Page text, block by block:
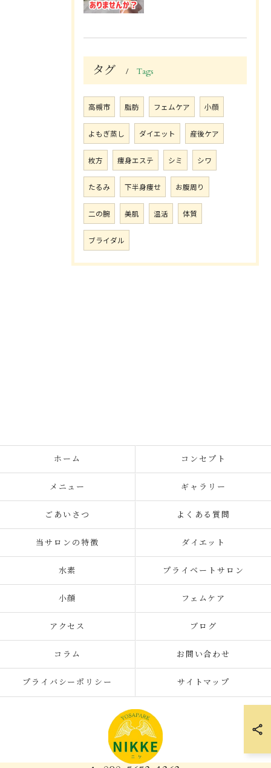
タグ Tags
高槻市 脂肪 フェムケア 小顔
よもぎ蒸し ダイエット 産後ケア
枚方 痩身エステ シミ シワ
たるみ 下半身痩せ お腹周り
二の腕 美肌 温活 体質
ブライダル
ホーム コンセプト
メニュー ギャラリー
ごあいさつ よくある質問
当サロンの特徴 ダイエット
水素 プライベートサロン
小顔 フェムケア
アクセス ブログ
コラム お問い合わせ
プライバシーポリシー サイトマップ